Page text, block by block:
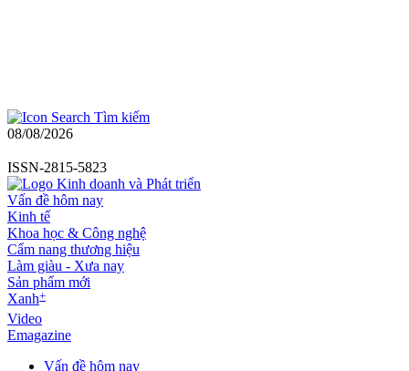
Tìm kiếm
08/08/2026
ISSN-2815-5823
Vấn đề hôm nay
Kinh tế
Khoa học & Công nghệ
Cẩm nang thương hiệu
Làm giàu - Xưa nay
Sản phẩm mới
Xanh+
Video
Emagazine
Vấn đề hôm nay